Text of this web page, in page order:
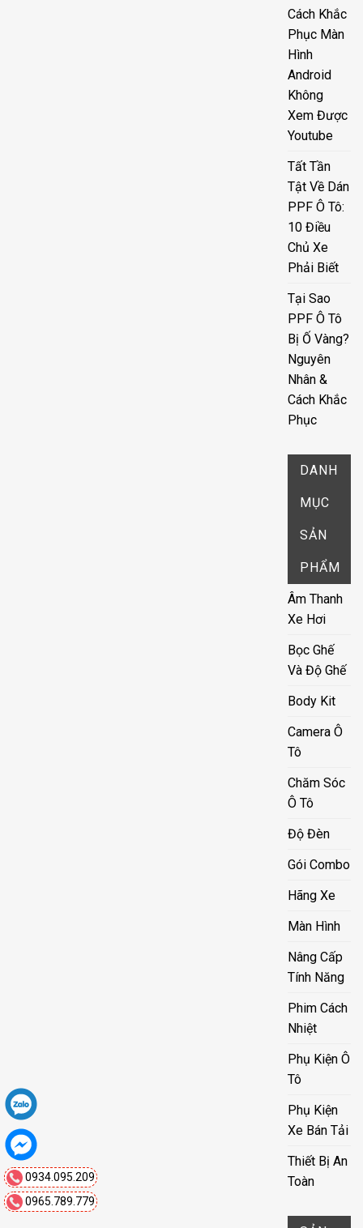
Cách Khắc
Phục Màn
Hình
Android
Không
Xem Được
Youtube
Tất Tần
Tật Về Dán
PPF Ô Tô:
10 Điều
Chủ Xe
Phải Biết
Tại Sao
PPF Ô Tô
Bị Ố Vàng?
Nguyên
Nhân &
Cách Khắc
Phục
DANH
MỤC
SẢN
PHẨM
Âm Thanh
Xe Hơi
Bọc Ghế
Và Độ Ghế
Body Kit
Camera Ô
Tô
Chăm Sóc
Ô Tô
Độ Đèn
Gói Combo
Hãng Xe
Màn Hình
Nâng Cấp
Tính Năng
Phim Cách
Nhiệt
Phụ Kiện Ô
Tô
Phụ Kiện
Xe Bán Tải
Thiết Bị An
Toàn
0965.789.779
0934.095.209